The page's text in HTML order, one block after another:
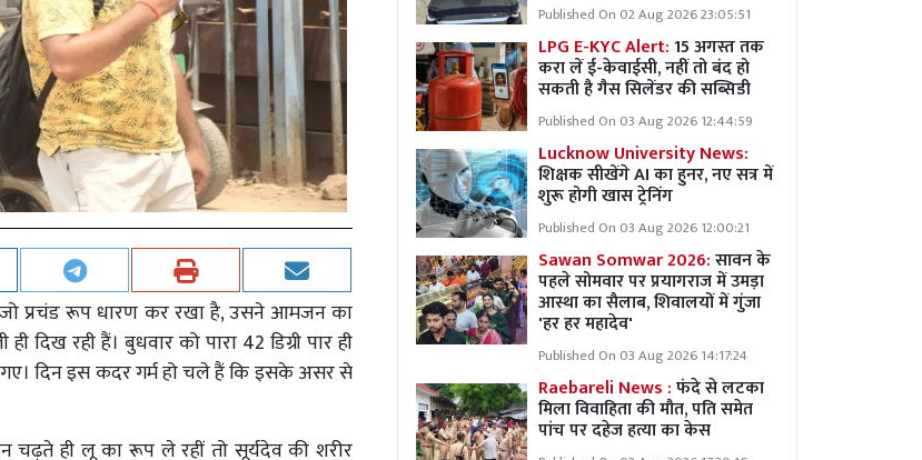
जो प्रचंड रूप धारण कर रखा है, उसने आमजन का
रही हैं। बुधवार को पारा 42 डिग्री पार ही
दिन इस कदर गर्म हो चले हैं कि इसके असर से
चढ़ते ही लू का रूप ले रहीं तो सूर्यदेव की शरीर
Published On 02 Aug 2026 23:05:51
LPG E-KYC Alert:15 अगस्त तक
करा लें ई-केवाईसी, नहीं तो बंद हो
सकती है गैस सिलेंडर की सब्सिडी
Published On 03 Aug 2026 12:44:59
Lucknow University News:
शिक्षक सीखेंगे AI का हुनर, नए सत्र में
शुरू होगी खास ट्रेनिंग
Published On 03 Aug 2026 12:00:21
Sawan Somwar 2026:सावन के
पहले सोमवार पर प्रयागराज में उमड़ा
आस्था का सैलाब, शिवालयों में गुंजा
'हर हर महादेव'
Published On 03 Aug 2026 14:17:24
Raebareli News :फंदे से लटका
मिला विवाहिता की मौत, पति समेत
पांच पर दहेज हत्या का केस